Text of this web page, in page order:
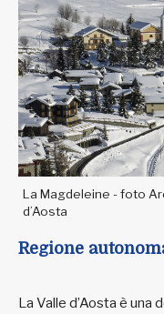
La Magdeleine - foto
d’Aosta
Regione
La Valle d’Aosta è una